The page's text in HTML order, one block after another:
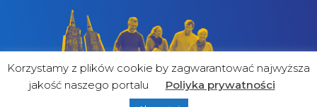
Korzystamy z plików cookie by zagwarantować najwyższa
jakość naszego portalu
Poliyka prywatności